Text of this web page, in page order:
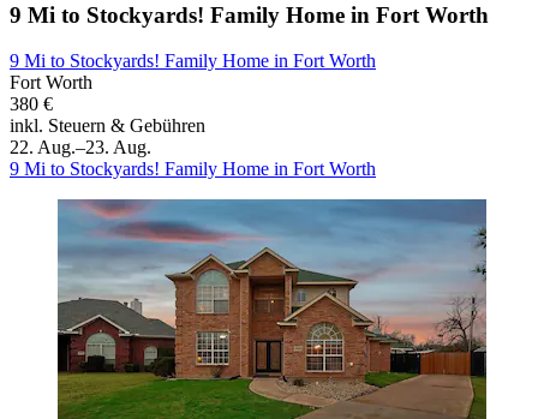
9 Mi to Stockyards! Family Home in Fort Worth
9 Mi to Stockyards! Family Home in Fort Worth
Fort Worth
380 €
inkl. Steuern & Gebühren
22. Aug.–23. Aug.
9 Mi to Stockyards! Family Home in Fort Worth